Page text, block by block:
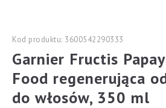
Kod produktu: 3600542290333
Garnier Fructis
Food regenerująca
do włosów, 350 ml